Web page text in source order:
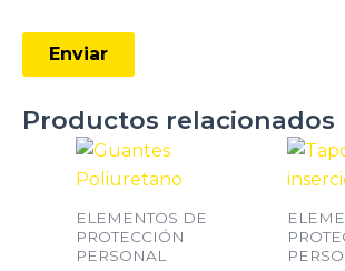
Productos relacionados
ELEMENTOS DE
PROTECCIÓN
PERSONAL